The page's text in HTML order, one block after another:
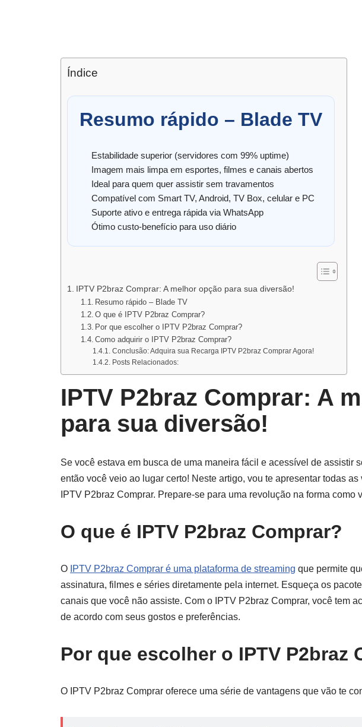
Índice
Resumo rápido – Blade TV
Estabilidade superior (servidores com 99% uptime)
Imagem mais limpa em esportes, filmes e canais abertos
Ideal para quem quer assistir sem travamentos
Compatível com Smart TV, Android, TV Box, celular e PC
Suporte ativo e entrega rápida via WhatsApp
Ótimo custo-benefício para uso diário
IPTV P2braz Comprar: A melhor opção para sua diversão!
Resumo rápido – Blade TV
O que é IPTV P2braz Comprar?
Por que escolher o IPTV P2braz Comprar?
Como adquirir o IPTV P2braz Comprar?
Conclusão: Adquira sua Recarga IPTV P2braz Comprar Agora!
Posts Relacionados:
IPTV P2braz Comprar: A
para sua diversão!
Se você estava em busca de uma maneira fácil e acessível de assistir
então você veio ao lugar certo! Neste artigo, vou te apresentar todas
IPTV P2braz Comprar. Prepare-se para uma revolução na forma
O que é IPTV P2braz Comprar?
O IPTV P2braz Comprar é uma plataforma de streaming que permite
assinatura, filmes e séries diretamente pela internet. Esqueça os
canais que você não assiste. Com o IPTV P2braz Comprar, você tem
de acordo com seus gostos e preferências.
Por que escolher o IPTV P2braz
O IPTV P2braz Comprar oferece uma série de vantagens que vão te